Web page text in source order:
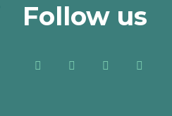
Follow us